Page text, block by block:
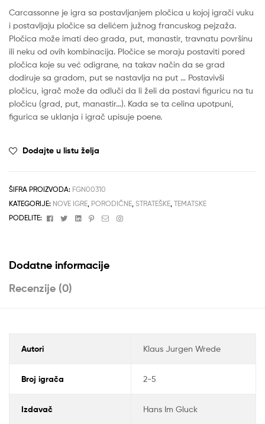
Carcassonne je igra sa postavljanjem pločica u kojoj igrači vuku
i postavljaju pločice sa delićem južnog francuskog pejzaža.
Pločica može imati deo grada, put, manastir, travnatu površinu
ili neku od ovih kombinacija. Pločice se moraju postaviti pored
pločica koje su već odigrane, na takav način da se grad
dodiruje sa gradom, put se nastavlja na put … Postavivši
pločicu, igrač može da odluči da li želi da postavi figuricu na tu
pločicu (grad, put, manastir…). Kada se ta celina upotpuni,
figurica se uklanja i igrač upisuje poene.
Dodajte u listu želja
ŠIFRA PROIZVODA: FGN00310
KATEGORIJE: NOVE IGRE, PORODIČNE, STRATEŠKE, TEMATSKE
PODELITE:
FacebookTwitterLinkedinPinterest
EmailInstagram
Dodatne informacije
Recenzije (0)
Autori Klaus Jurgen Wrede
Broj igrača 2-5
Izdavač Hans Im Gluck